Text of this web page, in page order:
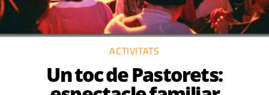
ACTIVITATS
Un toc de Pastorets: